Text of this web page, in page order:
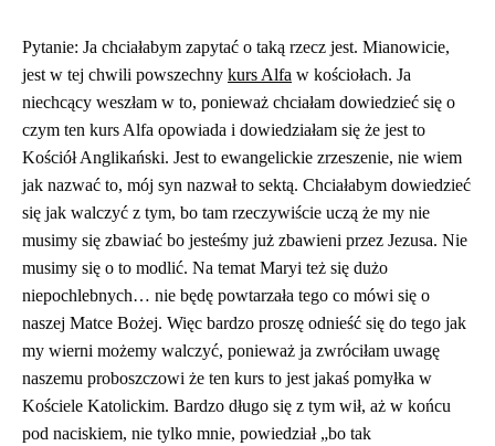
Pytanie: Ja chciałabym zapytać o taką rzecz jest. Mianowicie,
jest w tej chwili powszechny kurs Alfa w kościołach. Ja
niechcący weszłam w to, ponieważ chciałam dowiedzieć się o
czym ten kurs Alfa opowiada i dowiedziałam się że jest to
Kościół Anglikański. Jest to ewangelickie zrzeszenie, nie wiem
jak nazwać to, mój syn nazwał to sektą. Chciałabym dowiedzieć
się jak walczyć z tym, bo tam rzeczywiście uczą że my nie
musimy się zbawiać bo jesteśmy już zbawieni przez Jezusa. Nie
musimy się o to modlić. Na temat Maryi też się dużo
niepochlebnych… nie będę powtarzała tego co mówi się o
naszej Matce Bożej. Więc bardzo proszę odnieść się do tego jak
my wierni możemy walczyć, ponieważ ja zwróciłam uwagę
naszemu proboszczowi że ten kurs to jest jakaś pomyłka w
Kościele Katolickim. Bardzo długo się z tym wił, aż w końcu
pod naciskiem, nie tylko mnie, powiedział „bo tak